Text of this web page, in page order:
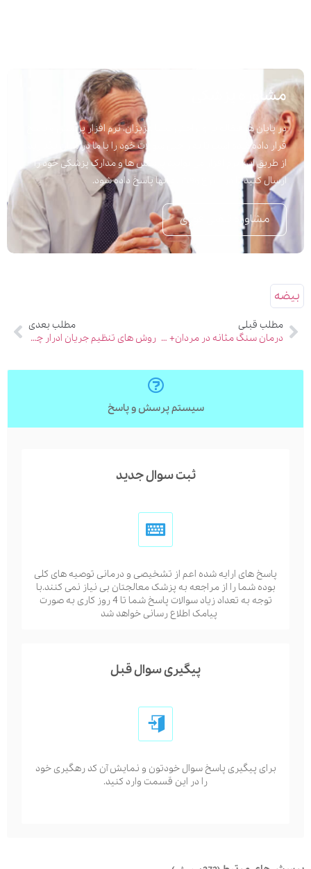
مشاوره پزشکی
در پایان هر مقاله برای راحتی شما عزیزان، نرم افزار پرسش و پاسخ
قرار داده شده است تا به راحتی سوالات خود را با ما در میان بگذارید.
از طریق این نرم افزار می توانید پرسش ها و مدارک پزشکی خود را
ارسال کنید تا در اسرع وقت به آنها پاسخ داده شود.
مشاوره تلفنی فوری
بیضه
مطلب قبلی
درمان سنگ مثانه در مردان+ عکس
مطلب بعدی
روش های تنظیم جریان ادرار چیست؟ (5 مورد)
سیستم پرسش و پاسخ
ثبت سوال جدید
پاسخ های ارایه شده اعم از تشخیصی و درمانی توصیه های کلی
بوده شما را از مراجعه به پزشک معالجتان بی نیاز نمی کنند.با
توجه به تعداد زیاد سوالات پاسخ شما تا 4 روز کاری به صورت
پیامک اطلاع رسانی خواهد شد
پیگیری سوال قبل
برای پیگیری پاسخ سوال خودتون و نمایش آن کد رهگیری خود
را در این قسمت وارد کنید.